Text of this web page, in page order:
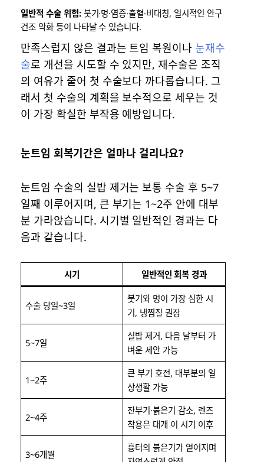
일반적 수술 위험:붓기·멍·염증·출혈·비대칭, 일시적인 안구
건조 악화 등이 나타날 수 있습니다.
만족스럽지 않은 결과는 트임 복원이나 눈재수
술로 개선을 시도할 수 있지만, 재수술은 조직
의 여유가 줄어 첫 수술보다 까다롭습니다. 그
래서 첫 수술의 계획을 보수적으로 세우는 것
이 가장 확실한 부작용 예방입니다.
눈트임 회복기간은 얼마나 걸리나요?
눈트임 수술의 실밥 제거는 보통 수술 후 5~7
일째 이루어지며, 큰 부기는 1~2주 안에 대부
분 가라앉습니다. 시기별 일반적인 경과는 다
음과 같습니다.
시기 일반적인 회복 경과
수술 당일~3일
붓기와 멍이 가장 심한 시
기, 냉찜질 권장
5~7일
실밥 제거, 다음 날부터 가
벼운 세안 가능
1~2주
큰 부기 호전, 대부분의 일
상생활 가능
2~4주
잔부기·붉은기 감소, 렌즈
착용은 대개 이 시기 이후
3~6개월
흉터의 붉은기가 옅어지며